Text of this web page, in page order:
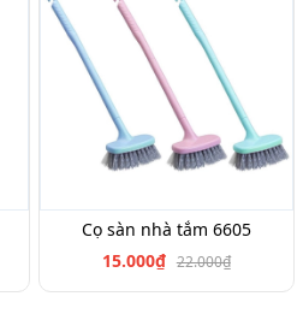
Cọ sàn nhà tắm 6605
15.000₫ 22.000₫